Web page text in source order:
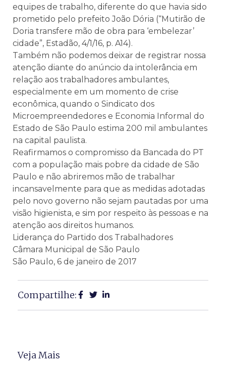
equipes de trabalho, diferente do que havia sido
prometido pelo prefeito João Dória (“Mutirão de
Doria transfere mão de obra para ‘embelezar’
cidade”, Estadão, 4/1/16, p. A14).
Também não podemos deixar de registrar nossa
atenção diante do anúncio da intolerância em
relação aos trabalhadores ambulantes,
especialmente em um momento de crise
econômica, quando o Sindicato dos
Microempreendedores e Economia Informal do
Estado de São Paulo estima 200 mil ambulantes
na capital paulista.
Reafirmamos o compromisso da Bancada do PT
com a população mais pobre da cidade de São
Paulo e não abriremos mão de trabalhar
incansavelmente para que as medidas adotadas
pelo novo governo não sejam pautadas por uma
visão higienista, e sim por respeito às pessoas e na
atenção aos direitos humanos.
Liderança do Partido dos Trabalhadores
Câmara Municipal de São Paulo
São Paulo, 6 de janeiro de 2017
Compartilhe:
Veja Mais